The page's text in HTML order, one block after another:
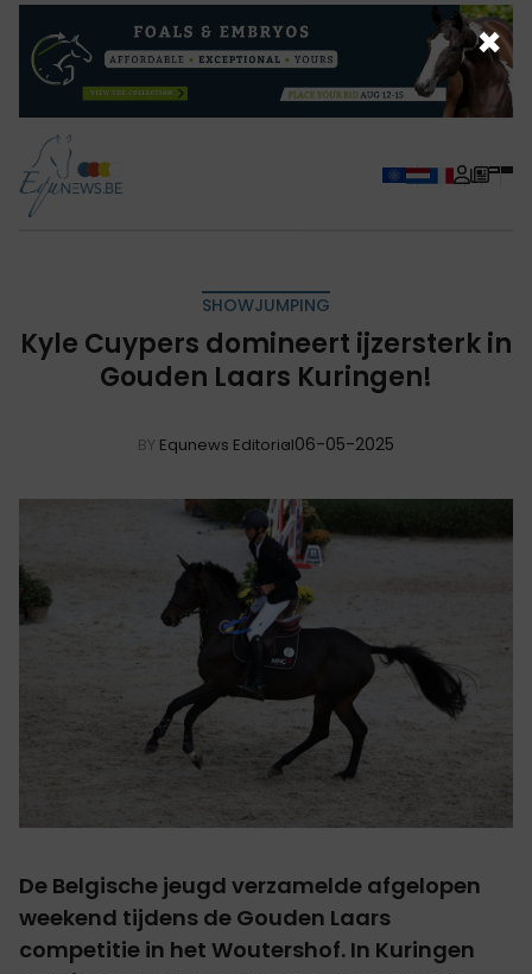
SHOWJUMPING
Kyle Cuypers domineert ijzersterk in
Gouden Laars Kuringen!
BY Equnews Editorial06-05-2025
De Belgische jeugd verzamelde afgelopen
weekend tijdens de Gouden Laars
competitie in het Woutershof. In Kuringen
×